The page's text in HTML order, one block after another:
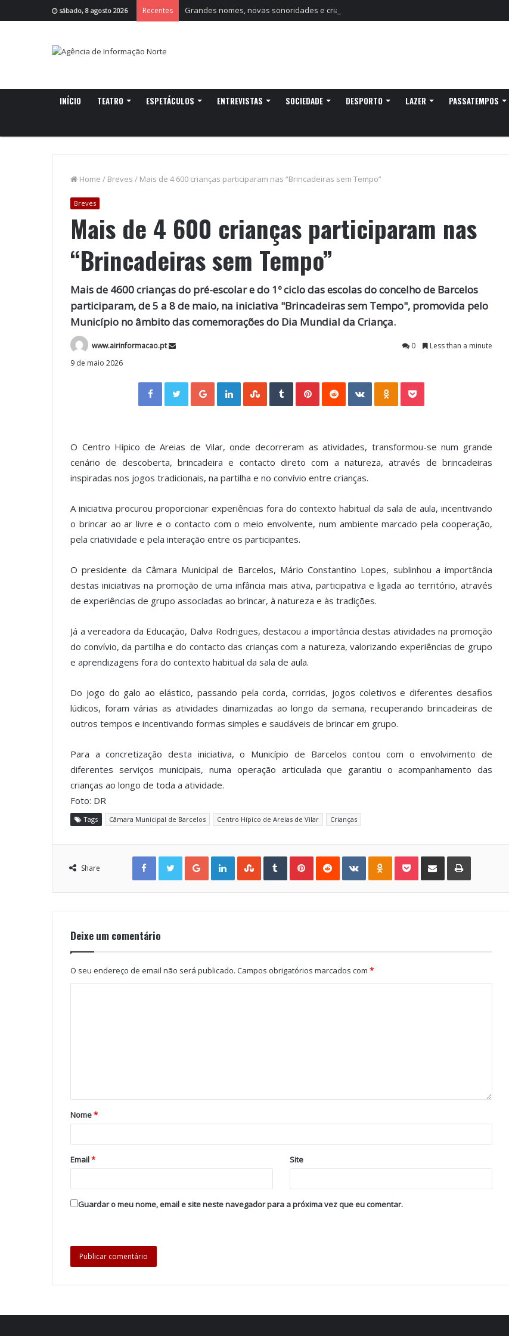
sábado, 8 agosto 2026 Recentes Grandes nomes, novas sonoridades e criação artística marcam a nova temporada do CTAL
INÍCIO TEATRO ESPETÁCULOS ENTREVISTAS SOCIEDADE DESPORTO LAZER PASSATEMPOS
Home / Breves / Mais de 4 600 crianças participaram nas “Brincadeiras sem Tempo”
Breves
Mais de 4 600 crianças participaram nas
“Brincadeiras sem Tempo”
Mais de 4600 crianças do pré-escolar e do 1º ciclo das escolas do concelho de Barcelos
participaram, de 5 a 8 de maio, na iniciativa "Brincadeiras sem Tempo", promovida pelo
Município no âmbito das comemorações do Dia Mundial da Criança.
www.airinformacao.pt 0
Less than a minute
9 de maio 2026
Facebook Twitter Google+ LinkedIn StumbleUpon Tumblr VKontakte
O Centro Hípico de Areias de Vilar, onde decorreram as atividades, transformou-se num grande
cenário de descoberta, brincadeira e contacto direto com a natureza, através de brincadeiras
inspiradas nos jogos tradicionais, na partilha e no convívio entre crianças.
A iniciativa procurou proporcionar experiências fora do contexto habitual da sala de aula, incentivando
o brincar ao ar livre e o contacto com o meio envolvente, num ambiente marcado pela cooperação,
pela criatividade e pela interação entre os participantes.
O presidente da Câmara Municipal de Barcelos, Mário Constantino Lopes, sublinhou a importância
destas iniciativas na promoção de uma infância mais ativa, participativa e ligada ao território, através
de experiências de grupo associadas ao brincar, à natureza e às tradições.
Já a vereadora da Educação, Dalva Rodrigues, destacou a importância destas atividades na promoção
do convívio, da partilha e do contacto das crianças com a natureza, valorizando experiências de grupo
e aprendizagens fora do contexto habitual da sala de aula.
Do jogo do galo ao elástico, passando pela corda, corridas, jogos coletivos e diferentes desafios
lúdicos, foram várias as atividades dinamizadas ao longo da semana, recuperando brincadeiras de
outros tempos e incentivando formas simples e saudáveis de brincar em grupo.
Para a concretização desta iniciativa, o Município de Barcelos contou com o envolvimento de
diferentes serviços municipais, numa operação articulada que garantiu o acompanhamento das
crianças ao longo de toda a atividade.
Foto: DR
Tags Câmara Municipal de Barcelos Centro Hípico de Areias de Vilar Crianças
Share
Facebook Twitter Google+ LinkedIn StumbleUpon Tumblr Pinterest Reddit VKontakte Odnoklassniki Pocket Share via Email Print
Deixe um comentário
O seu endereço de email não será publicado. Campos obrigatórios marcados com *
Nome*
Email* Site
Guardar o meu nome, email e site neste navegador para a próxima vez que eu comentar.